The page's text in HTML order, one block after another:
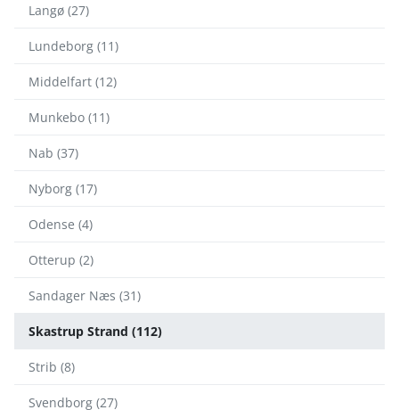
Langø (27)
Lundeborg (11)
Middelfart (12)
Munkebo (11)
Nab (37)
Nyborg (17)
Odense (4)
Otterup (2)
Sandager Næs (31)
Skastrup Strand (112)
Strib (8)
Svendborg (27)